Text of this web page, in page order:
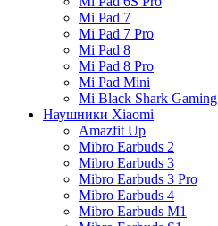
Mi Pad 7
Mi Pad 7 Pro
Mi Pad 8
Mi Pad 8 Pro
Mi Pad Mini
Mi Black Shark Gaming
Наушники Xiaomi
Amazfit Up
Mibro Earbuds 2
Mibro Earbuds 3
Mibro Earbuds 3 Pro
Mibro Earbuds 4
Mibro Earbuds M1